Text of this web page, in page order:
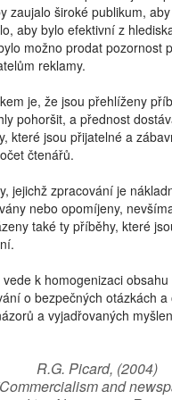
zaujalo široké publikum,
aby bylo efektivní z
možno prodat pozornost
reklamy.
je, že jsou přehlíženy
pohoršit, a přednost
které jsou přijatelné a
čtenářů.
jejichž zpracování je
nebo opomíjeny,
také ty příběhy, které
vede k homogenizaci obsahu
o bezpečných otázkách a
a vyjadřovaných
R.G. Picard, (2004)
and